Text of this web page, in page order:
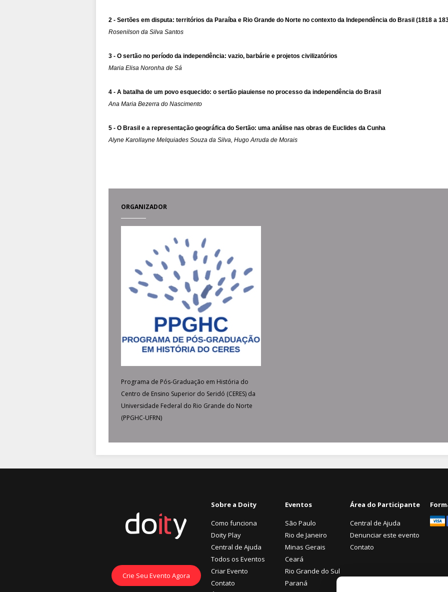
2 - Sertões em disputa: territórios da Paraíba e Rio Grande do Norte no contexto da Independência do Brasil (1818 a
Rosenilson da Silva Santos
3 - O sertão no período da independência: vazio, barbárie e projetos civilizatórios
Maria Elisa Noronha de Sá
4 - A batalha de um povo esquecido: o sertão piauiense no processo da independência do Brasil
Ana Maria Bezerra do Nascimento
5 - O Brasil e a representação geográfica do Sertão: uma análise nas obras de Euclides da Cunha
Alyne Karollayne Melquiades Souza da Silva, Hugo Arruda de Morais
ORGANIZADOR
Programa de Pós-Graduação em História do
Centro de Ensino Superior do Seridó (CERES) da
Universidade Federal do Rio Grande do Norte
(PPGHC-UFRN)
Crie Seu Evento Agora
Sobre a Doity
Como funciona
Doity Play
Central de Ajuda
Todos os Eventos
Criar Evento
Contato
Eventos
São Paulo
Rio de Janeiro
Minas Gerais
Ceará
Rio Grande do Sul
Paraná
Área do Participante
Central de Ajuda
Denunciar este evento
Contato